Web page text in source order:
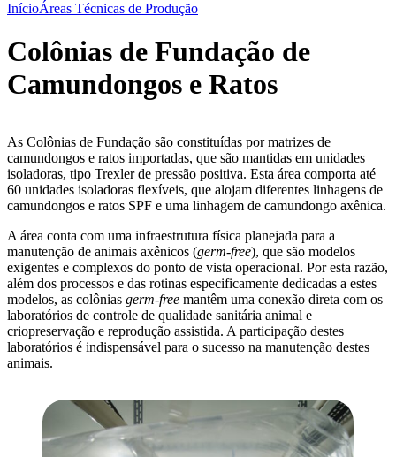
InícioÁreas Técnicas de Produção
Colônias de Fundação de
Camundongos e Ratos
As Colônias de Fundação são constituídas por matrizes de
camundongos e ratos importadas, que são mantidas em unidades
isoladoras, tipo Trexler de pressão positiva. Esta área comporta até
60 unidades isoladoras flexíveis, que alojam diferentes linhagens de
camundongos e ratos SPF e uma linhagem de camundongo axênica.
A área conta com uma infraestrutura física planejada para a
manutenção de animais axênicos (germ-free), que são modelos
exigentes e complexos do ponto de vista operacional. Por esta razão,
além dos processos e das rotinas especificamente dedicadas a estes
modelos, as colônias germ-free mantêm uma conexão direta com os
laboratórios de controle de qualidade sanitária animal e
criopreservação e reprodução assistida. A participação destes
laboratórios é indispensável para o sucesso na manutenção destes
animais.